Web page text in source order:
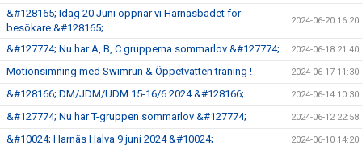
&#128165; Idag 20 Juni öppnar vi Harnäsbadet för
besökare &#128165;
2024-06-20 16:20
&#127774; Nu har A, B, C grupperna sommarlov &#127774; 2024-06-18 21:40
Motionsimning med Swimrun & Öppetvatten träning ! 2024-06-17 11:30
&#128166; DM/JDM/UDM 15-16/6 2024 &#128166; 2024-06-14 10:30
&#127774; Nu har T-gruppen sommarlov &#127774; 2024-06-12 22:58
&#10024; Harnäs Halva 9 juni 2024 &#10024; 2024-06-10 14:20